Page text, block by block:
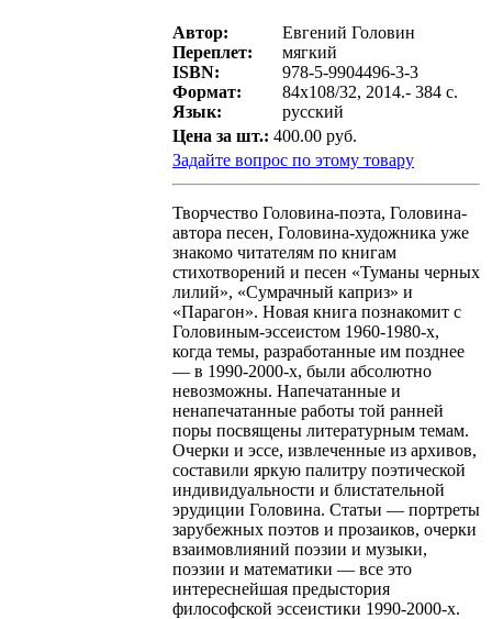
Автор:
Евгений Головин
Переплет:
мягкий
ISBN:
978-5-9904496-3-3
Формат:
84х108/32, 2014.- 384 с.
Язык:
русский
Цена за шт.: 400.00 руб.
Задайте вопрос по этому товару
Творчество Головина-поэта, Головина-
автора песен, Головина-художника уже
знакомо читателям по книгам
стихотворений и песен «Туманы черных
лилий», «Сумрачный каприз» и
«Парагон». Новая книга познакомит с
Головиным-эссеистом 1960-1980-х,
когда темы, разработанные им позднее
— в 1990-2000-х, были абсолютно
невозможны. Напечатанные и
ненапечатанные работы той ранней
поры посвящены литературным темам.
Очерки и эссе, извлеченные из архивов,
составили яркую палитру поэтической
индивидуальности и блистательной
эрудиции Головина. Статьи — портреты
зарубежных поэтов и прозаиков, очерки
взаимовлияний поэзии и музыки,
поэзии и математики — все это
интереснейшая предыстория
философской эссеистики 1990-2000-х.